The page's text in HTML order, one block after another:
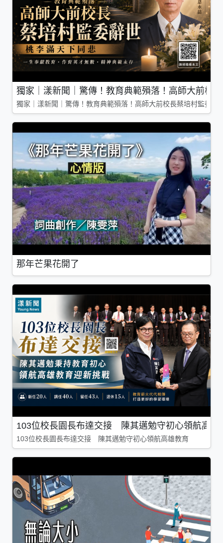
獨家｜漾新聞｜驚傳！教育典範殞落！高師大前校
獨家｜漾新聞｜驚傳！教育典範殞落！高師大前校長蔡培村監委
那年芒果花開了
103位校長園長布達交接 陳其邁勉守初心領航高雄
103位校長園長布達交接 陳其邁勉守初心領航高雄教育